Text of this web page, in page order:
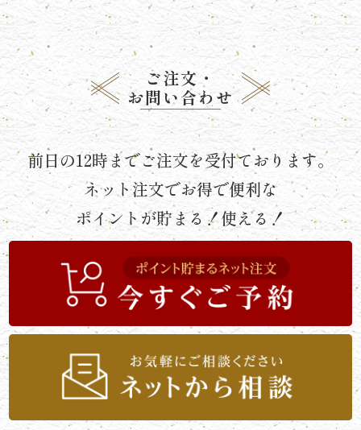
《京
懐
石》
シ
リ
ー
ズ
り
ボ
ご注文・
お問い合わせ
前日の12時までご注文を受付ております。
ネット注文でお得で便利な
ポイントが貯まる！使える！